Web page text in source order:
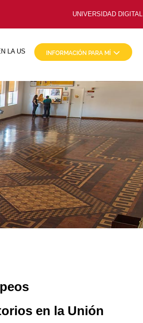
UNIVERSIDAD DIGITAL
LA US
en la Unión